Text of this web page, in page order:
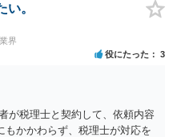
。
界
役にたった 3
が税理士と契約して、依頼内容
もかかわらず、税理士が対応を